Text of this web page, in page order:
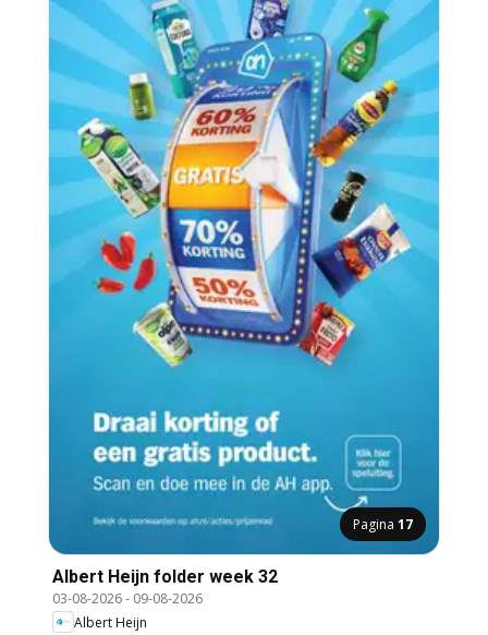
Pagina 17
Albert Heijn folder week 32
03-08-2026- 09-08-2026
Albert Heijn